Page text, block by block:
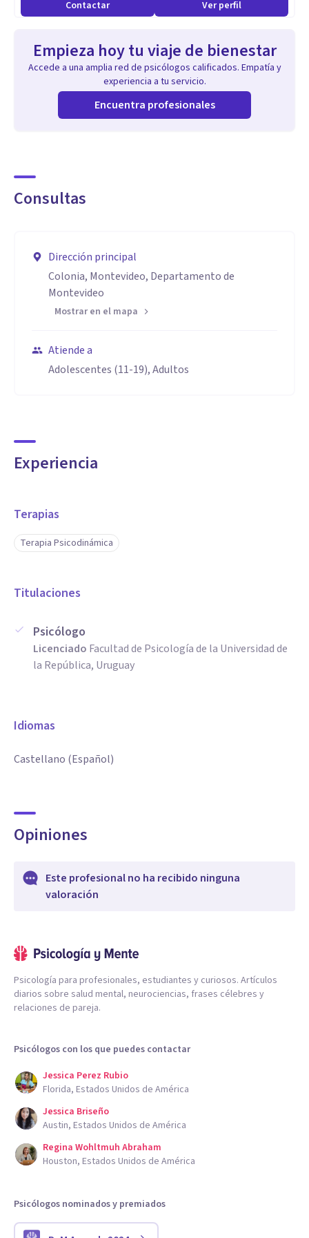
imágenes.
Contactar Ver perfil
Empieza hoy tu viaje de bienestar
Accede a una amplia red de psicólogos calificados. Empatía y
experiencia a tu servicio.
Encuentra profesionales
Consultas
Dirección principal
Colonia, Montevideo, Departamento de
Montevideo
Mostrar en el mapa
Atiende a
Adolescentes (11-19), Adultos
Experiencia
Terapias
Terapia Psicodinámica
Titulaciones
Psicólogo
Licenciado Facultad de Psicología de la Universidad de
la República, Uruguay
Idiomas
Castellano (Español)
Opiniones
Este profesional no ha recibido ninguna
valoración
Psicología para profesionales, estudiantes y curiosos. Artículos
diarios sobre salud mental, neurociencias, frases célebres y
relaciones de pareja.
Psicólogos con los que puedes contactar
Jessica Perez Rubio
Florida, Estados Unidos de América
Jessica Briseño
Austin, Estados Unidos de América
Regina Wohltmuh Abraham
Houston, Estados Unidos de América
Psicólogos nominados y premiados